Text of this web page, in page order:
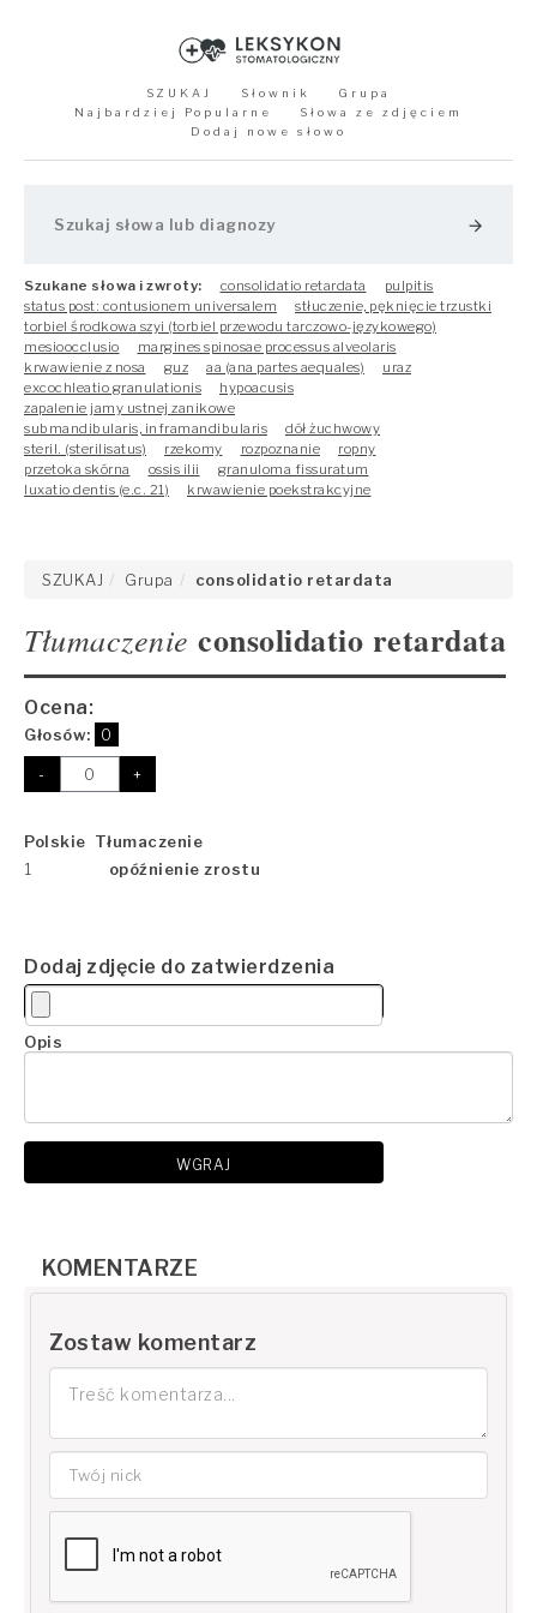
SZUKAJ Słownik
Grupa
Najbardziej Popularne
Słowa ze zdjęciem
Dodaj nowe słowo
arrow_forward
Szukane słowa i zwroty: consolidatio retardata
pulpitis
status post: contusionem universalem
stłuczenie, pęknięcie trzustki
torbiel środkowa szyi (torbiel przewodu tarczowo-językowego)
mesioocclusio
margines spinosae processus alveolaris
krwawienie z nosa
guz aa (ana partes aequales)
uraz
excochleatio granulationis
hypoacusis
zapalenie jamy ustnej zanikowe
submandibularis, inframandibularis
dół żuchwowy
steril. (sterilisatus)
rzekomy rozpoznanie
ropny
przetoka skórna
ossis ilii
granuloma fissuratum
luxatio dentis (e.c. 21)
krwawienie poekstrakcyjne
SZUKAJ Grupa consolidatio retardata
Tłumaczenie consolidatio retardata
Ocena:
Głosów: 0
- +
Polskie Tłumaczenie
1
opóźnienie zrostu
Dodaj zdjęcie do zatwierdzenia
Opis
WGRAJ
KOMENTARZE
Zostaw komentarz